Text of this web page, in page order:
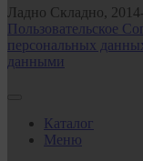
Ладно Складно,
Пользовательское
персональных
данными
Каталог
Меню